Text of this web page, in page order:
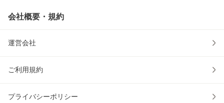
会社概要・規約
運営会社
ご利用規約
プライバシーポリシー